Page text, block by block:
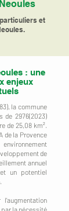
et
: une
enjeux
la commune
de 2976(2023)
de 25,08 km².
de la Provence
de
annuel
un potentiel
par la nécessité